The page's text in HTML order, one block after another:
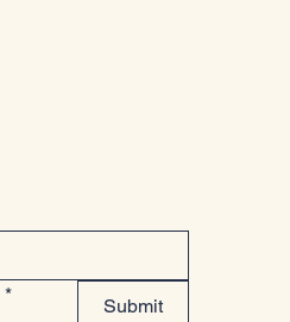
*
Submit